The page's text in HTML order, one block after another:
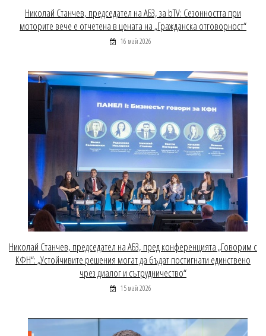
Николай Станчев, председател на АБЗ, за bTV: Сезонността при
моторите вече е отчетена в цената на „Гражданска отговорност“
16 май 2026
Николай Станчев, председател на АБЗ, пред конференцията „Говорим с
КФН“: „Устойчивите решения могат да бъдат постигнати единствено
чрез диалог и сътрудничество“
15 май 2026